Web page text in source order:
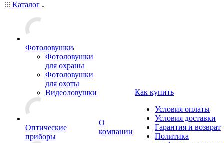
Каталог
Фотоловушки
Фотоловушки
для охраны
Фотоловушки
для охоты
Видеоловушки
Оптические
приборы
О
компании
Как купить
Условия оплаты
Условия доставки
Гарантия и возврат
Политика